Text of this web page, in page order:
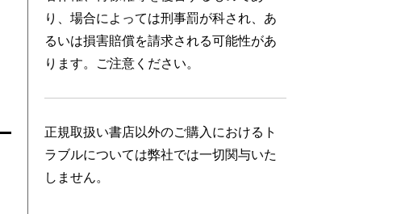
り、場合によっては刑事罰が科され、あ
るいは損害賠償を請求される可能性があ
ります。ご注意ください。
正規取扱い書店以外のご購入におけるト
ラブルについては弊社では一切関与いた
しません。